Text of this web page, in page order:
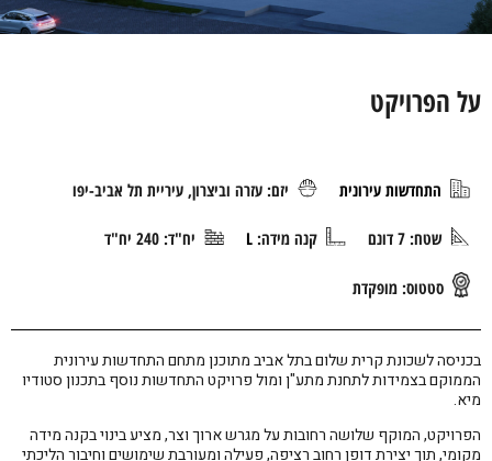
על הפרויקט
התחדשות עירונית יזם: עזרה וביצרון, עיריית תל אביב-יפו
שטח: 7 דונם קנה מידה: L יח"ד: 240 יח"ד
סטטוס: מופקדת
בכניסה לשכונת קרית שלום בתל אביב מתוכנן מתחם התחדשות עירונית
הממוקם בצמידות לתחנת מתע"ן ומול פרויקט התחדשות נוסף בתכנון סטודיו
מיא.
הפרויקט, המוקף שלושה רחובות על מגרש ארוך וצר, מציע בינוי בקנה מידה
מקומי, תוך יצירת דופן רחוב רציפה, פעילה ומעורבת שימושים וחיבור הליכתי